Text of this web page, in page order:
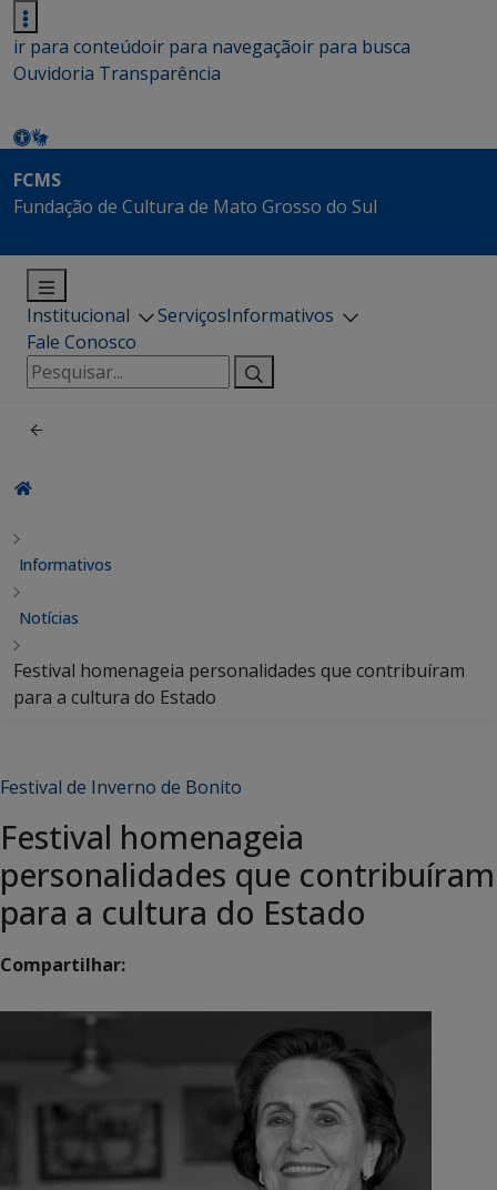
ir para conteúdoir para navegaçãoir para busca
Ouvidoria Transparência
FCMS
Fundação de Cultura de Mato Grosso do Sul
Institucional ServiçosInformativos
Fale Conosco
Pesquisar
por:
Informativos
Notícias
Festival homenageia personalidades que contribuíram
para a cultura do Estado
Festival de Inverno de Bonito
Festival homenageia
personalidades que contribuíram
para a cultura do Estado
Compartilhar: